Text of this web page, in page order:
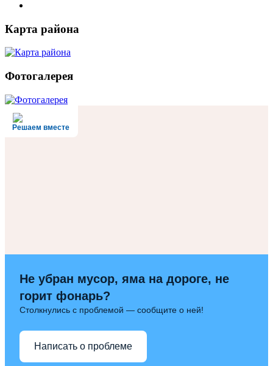
Карта района
Фотогалерея
Решаем вместе
Не убран мусор, яма на дороге, не
горит фонарь?
Столкнулись с проблемой — сообщите о ней!
Написать о проблеме